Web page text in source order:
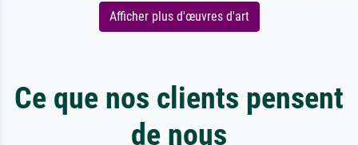
Afficher plus d'œuvres d'art
Ce que nos clients pensent
de nous